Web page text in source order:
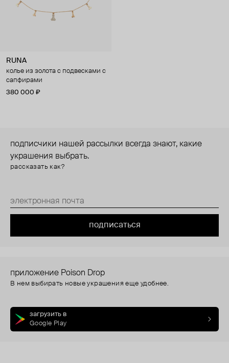
RUNA
колье из золота с подвесками с
сапфирами
380 000 ₽
подписчики нашей рассылки всегда знают, какие
украшения выбрать.
рассказать как?
подписаться
приложение Poison Drop
В нем выбирать новые украшения еще удобнее.
загрузить в
Google Play